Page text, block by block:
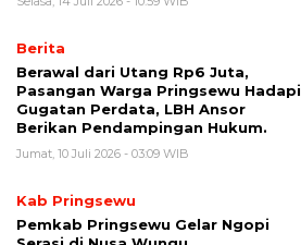
Berita
Berawal dari Utang Rp6 Juta,
Pasangan Warga Pringsewu Hadapi
Gugatan Perdata, LBH Ansor
Berikan Pendampingan Hukum.
Jumat, 10 Juli 2026 - 03:09 WIB
Kab Pringsewu
Pemkab Pringsewu Gelar Ngopi